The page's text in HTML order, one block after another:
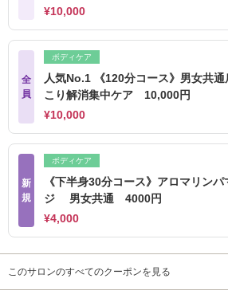
¥10,000
全
員
ボディケア
人気No.1 《120分コース》男女共通
こり解消集中ケア 10,000円
¥10,000
新
規
ボディケア
《下半身30分コース》アロマリン
ジ 男女共通 4000円
¥4,000
このサロンのすべてのクーポンを見る